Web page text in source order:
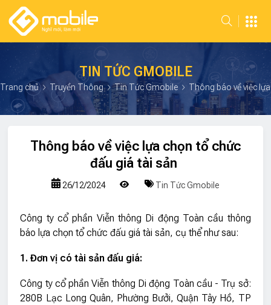
TIN TỨC GMOBILE
Trang chủ Truyền Thông Tin Tức Gmobile Thông báo về việc
Thông báo về việc lựa chọn tổ chức
đấu giá tài sản
26/12/2024 Tin Tức Gmobile
Công ty cổ phần Viễn thông Di động Toàn cầu thông
báo lựa chọn tổ chức đấu giá tài sản, cụ thể như sau:
1. Đơn vị có tài sản đấu giá:
Công ty cổ phần Viễn thông Di động Toàn cầu - Trụ sở:
280B Lạc Long Quân, Phường Bưởi, Quận Tây Hồ, TP